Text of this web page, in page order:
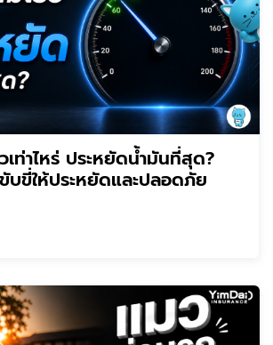
เท่าไหร่ ประหยัดน้ำมันที่สุด?
ขี่ให้ประหยัดและปลอดภัย